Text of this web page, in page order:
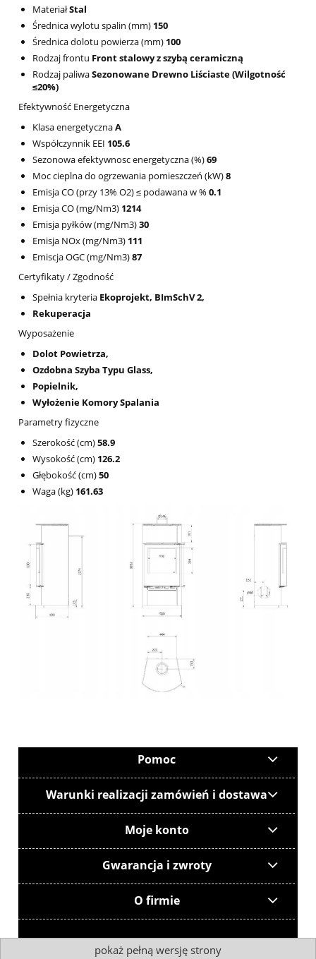
MateriałStal
Średnica wylotu spalin (mm) 150
Średnica dolotu powierza (mm) 100
Rodzaj frontu Front stalowy z szybą ceramiczną
Rodzaj paliwaSezonowane Drewno Liściaste (Wilgotność
≤20%)
Efektywność Energetyczna
Klasa energetycznaA
Współczynnik EEI 105.6
Sezonowa efektywnosc energetyczna (%)69
Moc cieplna do ogrzewania pomieszczeń (kW)8
Emisja CO (przy 13% O2) ≤ podawana w % 0.1
Emisja CO (mg/Nm3) 1214
Emisja pyłków (mg/Nm3)30
Emisja NOx (mg/Nm3) 111
Emiscja OGC (mg/Nm3)87
Certyfikaty / Zgodność
Spełnia kryteria Ekoprojekt, BImSchV 2,
Rekuperacja
Wyposażenie
Dolot Powietrza,
Ozdobna Szyba Typu Glass,
Popielnik,
Wyłożenie Komory Spalania
Parametry fizyczne
Szerokość (cm)58.9
Wysokość (cm) 126.2
Głębokość (cm)50
Waga (kg) 161.63
Pomoc
Warunki realizacji zamówień i dostawa
Moje konto
Gwarancja i zwroty
O firmie
pokaż pełną wersję strony